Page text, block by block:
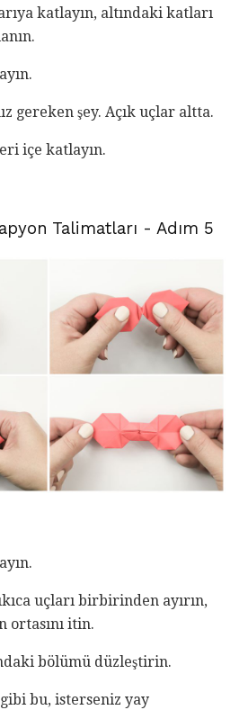
katlayın, altındaki katları
gereken şey. Açık uçlar altta.
içe katlayın.
Talimatları - Adım 5
uçları birbirinden ayırın,
ortasını itin.
bölümü düzleştirin.
bu, isterseniz yay